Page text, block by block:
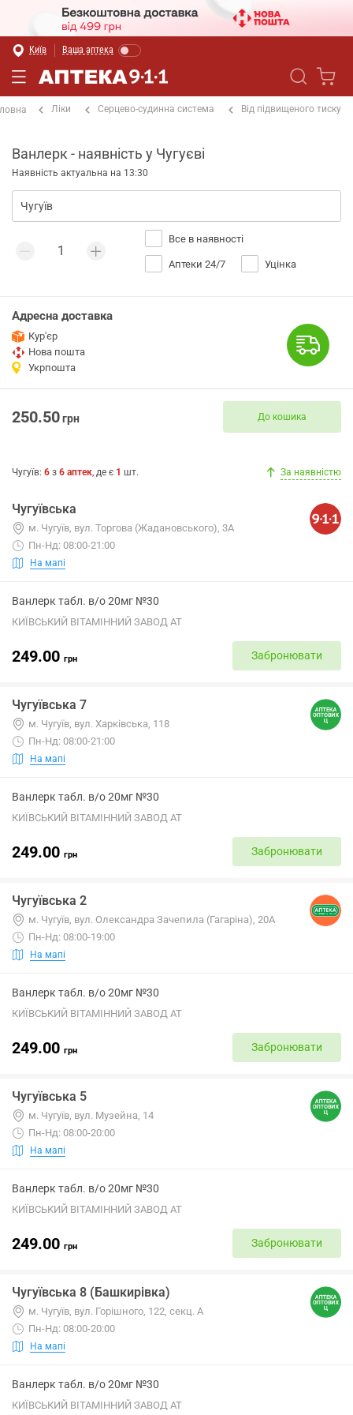
Київ Ваша аптека
Ліки Серцево-судинна система Від підвищеного тиску
Ванлерк - наявність у Чугуєві
Наявність актуальна на 13:30
Все в наявності
Аптеки 24/7 Уцінка
Адресна доставка
Кур'єр
Нова пошта
Укрпошта
250.50грн До кошика
Чугуїв: 6 з 6 аптек, де є 1 шт. За наявністю
Чугуївська
м. Чугуїв, вул. Торгова (Жадановського), 3А
Пн-Нд: 08:00-21:00
На мапі
Ванлерк табл. в/о 20мг №30
КИЇВСЬКИЙ ВІТАМІННИЙ ЗАВОД АТ
249.00 грн Забронювати
Чугуївська 7
м. Чугуїв, вул. Харківська, 118
Пн-Нд: 08:00-21:00
На мапі
Ванлерк табл. в/о 20мг №30
КИЇВСЬКИЙ ВІТАМІННИЙ ЗАВОД АТ
249.00 грн Забронювати
Чугуївська 2
м. Чугуїв, вул. Олександра Зачепила (Гагаріна), 20А
Пн-Нд: 08:00-19:00
На мапі
Ванлерк табл. в/о 20мг №30
КИЇВСЬКИЙ ВІТАМІННИЙ ЗАВОД АТ
249.00 грн Забронювати
Чугуївська 5
м. Чугуїв, вул. Музейна, 14
Пн-Нд: 08:00-20:00
На мапі
Ванлерк табл. в/о 20мг №30
КИЇВСЬКИЙ ВІТАМІННИЙ ЗАВОД АТ
249.00 грн Забронювати
Чугуївська 8 (Башкирівка)
м. Чугуїв, вул. Горішного, 122, секц. А
Пн-Нд: 08:00-20:00
На мапі
Ванлерк табл. в/о 20мг №30
КИЇВСЬКИЙ ВІТАМІННИЙ ЗАВОД АТ